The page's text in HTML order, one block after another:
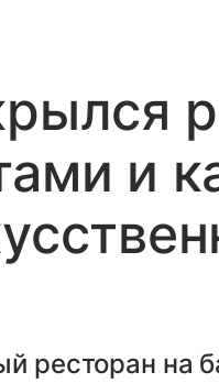
и
ресторан на